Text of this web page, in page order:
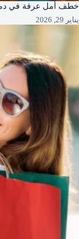
خطف أمل عرفة في
يناير 29, 2026